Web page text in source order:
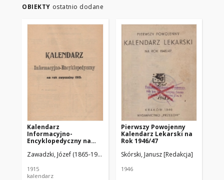
OBIEKTY ostatnio dodane
Kalendarz
Informacyjno-
Encyklopedyczny na
Zawadzki, Józef (1865-1937) Red.
1915
kalendarz
Pierwszy Powojenny
Kalendarz Lekarski na
Rok 1946/47
Skórski, Janusz [Redakcja]
1946